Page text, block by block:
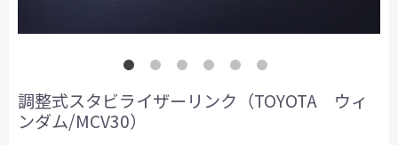
調整式スタビライザーリンク（TOYOTA ウィ
ンダム/MCV30）